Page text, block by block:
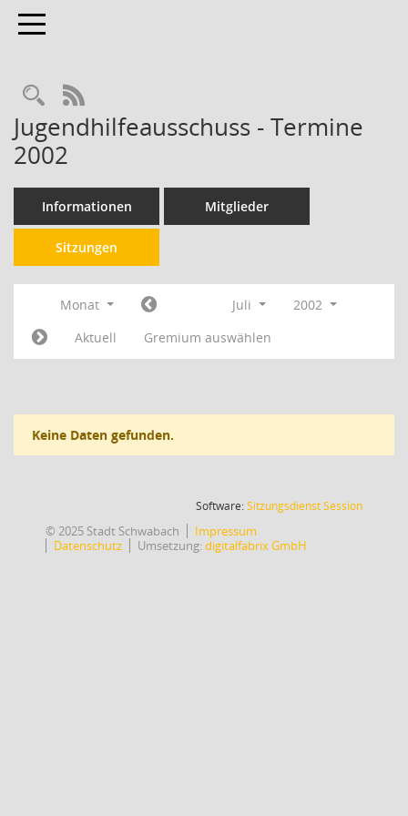
Toggle navigation
RSS-Feed
Jugendhilfeausschuss - Termine
2002
Informationen Mitglieder
Sitzungen
Monat Juli
2002
Aktuell
Gremium auswählen
Keine Daten gefunden.
Software:SitzungsdienstSession(Wird in
© 2025 Stadt Schwabach
Impressum
Datenschutz
Umsetzung:digitalfabrix GmbH